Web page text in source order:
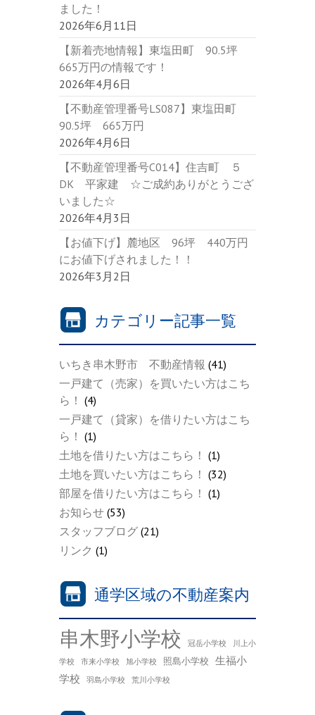
ました！
2026年6月11日
【新着売地情報】東塩田町 90.5坪
665万円の情報です！
2026年4月6日
【不動産管理番号LS087】東塩田町
90.5坪 665万円
2026年4月6日
【不動産管理番号C014】住吉町 ５
DK 平家建 ☆ご成約ありがとうござ
いました☆
2026年4月3日
【お値下げ】麓地区 96坪 440万円
にお値下げされました！！
2026年3月2日
カテゴリー記事一覧
いちき串木野市 不動産情報 (41)
一戸建て（売家）を買いたい方はこち
ら！ (4)
一戸建て（貸家）を借りたい方はこち
ら！ (1)
土地を借りたい方はこちら！ (1)
土地を買いたい方はこちら！ (32)
部屋を借りたい方はこちら！ (1)
お知らせ (53)
スタッフブログ (21)
リンク (1)
通学区域の不動産案内
串木野小学校 冠岳小学校
川上小
学校
市来小学校 旭小学校 照島小学校 生福小
学校
羽島小学校 荒川小学校